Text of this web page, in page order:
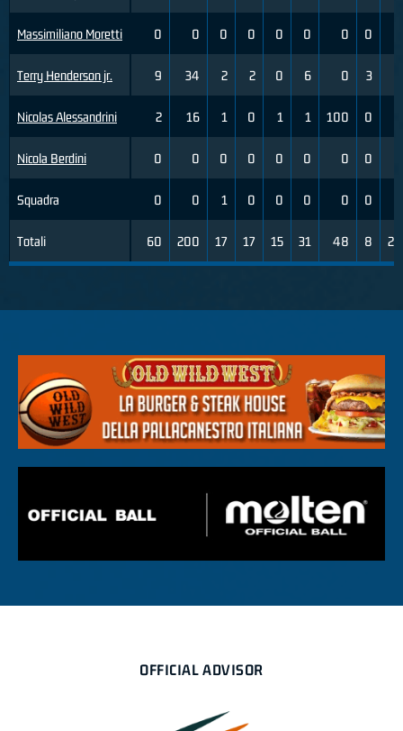
Massimiliano Moretti
Terry Henderson jr.
Nicolas Alessandrini
Nicola Berdini
Squadra
Totali
0 0 0 0 0 0 0 0
9 34 2 2 0 6 0 3
2 16 1 0 1 1 100 0
0 0 0 0 0 0 0 0
0 0 1 0 0 0 0 0
60 200 17 17 15 31 48 8 28
OFFICIAL ADVISOR